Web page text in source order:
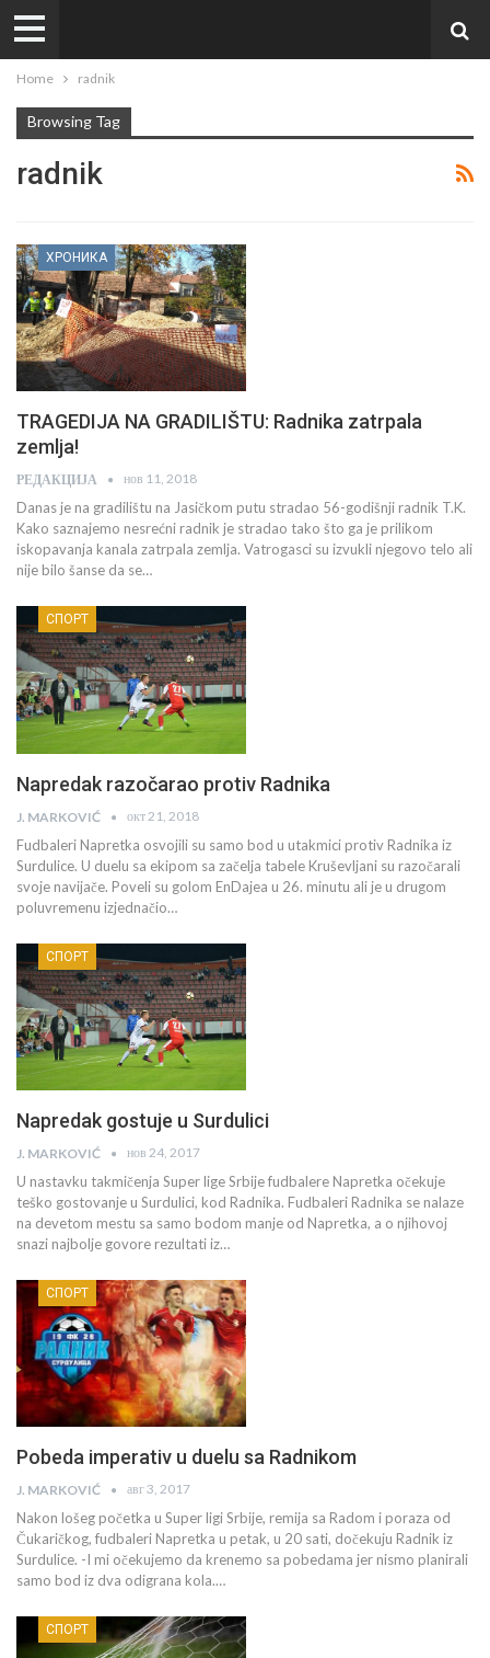
Home radnik
Browsing Tag
radnik
ХРОНИКА
TRAGEDIJA NA GRADILIŠTU: Radnika zatrpala
zemlja!
РЕДАКЦИЈА нов 11, 2018
Danas je na gradilištu na Jasičkom putu stradao 56-godišnji radnik T.K.
Kako saznajemo nesrećni radnik je stradao tako što ga je prilikom
iskopavanja kanala zatrpala zemlja. Vatrogasci su izvukli njegovo telo ali
nije bilo šanse da se…
СПОРТ
Napredak razočarao protiv Radnika
J. MARKOVIĆ окт 21, 2018
Fudbaleri Napretka osvojili su samo bod u utakmici protiv Radnika iz
Surdulice. U duelu sa ekipom sa začelja tabele Kruševljani su razočarali
svoje navijače. Poveli su golom EnDajea u 26. minutu ali je u drugom
poluvremenu izjednačio…
СПОРТ
Napredak gostuje u Surdulici
J. MARKOVIĆ нов 24, 2017
U nastavku takmičenja Super lige Srbije fudbalere Napretka očekuje
teško gostovanje u Surdulici, kod Radnika. Fudbaleri Radnika se nalaze
na devetom mestu sa samo bodom manje od Napretka, a o njihovoj
snazi najbolje govore rezultati iz…
СПОРТ
Pobeda imperativ u duelu sa Radnikom
J. MARKOVIĆ авг 3, 2017
Nakon lošeg početka u Super ligi Srbije, remija sa Radom i poraza od
Čukaričkog, fudbaleri Napretka u petak, u 20 sati, dočekuju Radnik iz
Surdulice. -I mi očekujemo da krenemo sa pobedama jer nismo planirali
samo bod iz dva odigrana kola.…
СПОРТ